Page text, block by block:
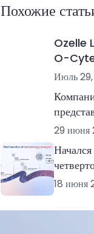
Похожие
Ozelle
O-
2026,
New
Июль
1 на
системы
29 июня
Начался
анализа
18 июня